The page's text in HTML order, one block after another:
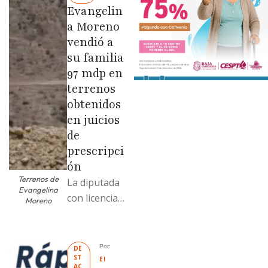
Terrenos de
Evangelina
Moreno
Evangelin
a Moreno
vendió a
su familia
97 mdp en
terrenos
obtenidos
en juicios
de
prescripci
ón
La diputada
con licencia
antecedente
s de
DE
ST
AC
Por:
El